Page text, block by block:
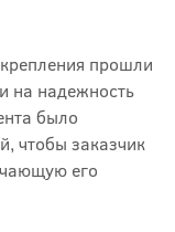
прошли
на надежность
было
чтобы заказчик
его